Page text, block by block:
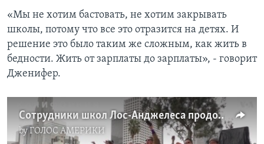
«Мы не хотим бастовать, не хотим закрывать
школы, потому что все это отразится на детях. И
решение это было таким же сложным, как жить в
бедности. Жить от зарплаты до зарплаты», - говорит
Дженифер.
Сотрудники школ Лос-Анджелеса продолжают забастовку
byГОЛОС АМЕРИКИ